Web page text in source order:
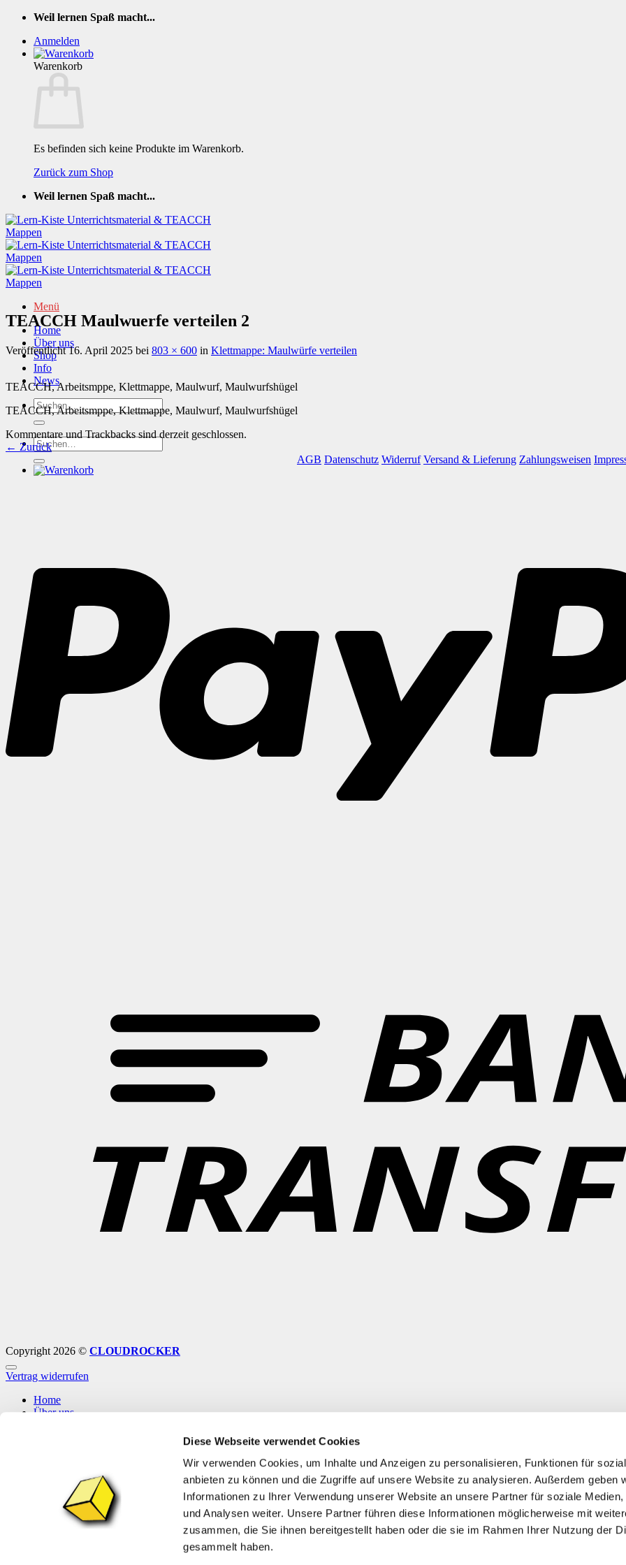
Diese Webseite verwendet Cookies
Wir verwenden Cookies, um Inhalte und Anzeigen zu personalisieren, Funktionen für
anbieten zu können und die Zugriffe auf unsere Website zu analysieren. Außerdem geben
Informationen zu Ihrer Verwendung unserer Website an unsere Partner für soziale Medien,
und Analysen weiter. Unsere Partner führen diese Informationen möglicherweise mit
zusammen, die Sie ihnen bereitgestellt haben oder die sie im Rahmen Ihrer Nutzung der
gesammelt haben.
Zum
springen
Weil lernen Spaß macht...
Anmelden
Warenkorb
Es befinden sich keine Produkte im Warenkorb.
Zurück zum Shop
Weil lernen Spaß macht...
Menü
Home
Über uns
Shop
Info
News
Suchen
nach:
Suchen
nach:
TEACCH Maulwuerfe verteilen 2
Veröffentlicht16. April 2025 bei 803 × 600 in Klettmappe: Maulwürfe verteilen
TEACCH, Arbeitsmppe, Klettmappe, Maulwurf, Maulwurfshügel
TEACCH, Arbeitsmppe, Klettmappe, Maulwurf, Maulwurfshügel
Kommentare und Trackbacks sind derzeit geschlossen.
← Zurück
AGB Datenschutz Widerruf Versand & Lieferung Zahlungsweisen
Copyright 2026 © CLOUDROCKER
Vertrag widerrufen
Home
Über uns
Anmelden
Erforderlich